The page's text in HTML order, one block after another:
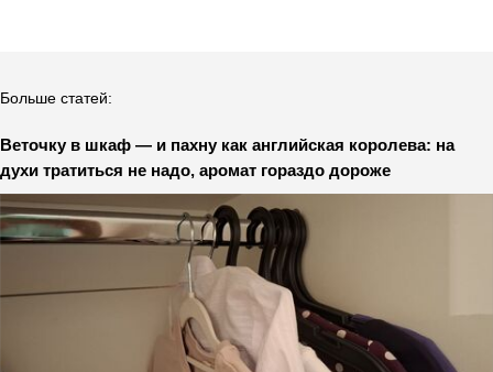
Больше статей:
Веточку в шкаф — и пахну как английская королева: на
духи тратиться не надо, аромат гораздо дороже